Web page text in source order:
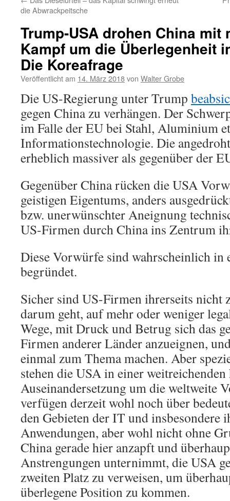
die Abwrackpeitsche
Trump-USA drohen China mit
Kampf um die Überlegenheit
Die Koreafrage
Veröffentlicht am 14. März 2018von Walter Grobe
Die US-Regierung unter Trump
gegen China zu verhängen. Der
im Falle der EU bei Stahl, Aluminium
Informationstechnologie. Die
erheblich massiver als gegenüber der
Gegenüber China rücken die USA
geistigen Eigentums, anders
bzw. unerwünschter Aneignung
US-Firmen durch China ins Zentrum
Diese Vorwürfe sind wahrscheinlich in
begründet.
Sicher sind US-Firmen ihrerseits nicht
darum geht, auf mehr oder weniger
Wege, mit Druck und Betrug sich das
Firmen anderer Länder anzueignen,
einmal zum Thema machen. Aber
stehen die USA in einer
Auseinandersetzung um die weltweite
verfügen derzeit wohl noch über
den Gebieten der IT und insbesondere
Anwendungen, aber wohl nicht ohne
China gerade hier anzapft und
Anstrengungen unternimmt, die USA
zweiten Platz zu verweisen, um
überlegene Position zu kommen.